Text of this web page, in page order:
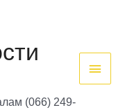
(066) 249-